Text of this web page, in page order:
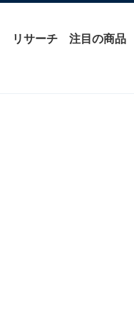
リサーチ 注目の商品